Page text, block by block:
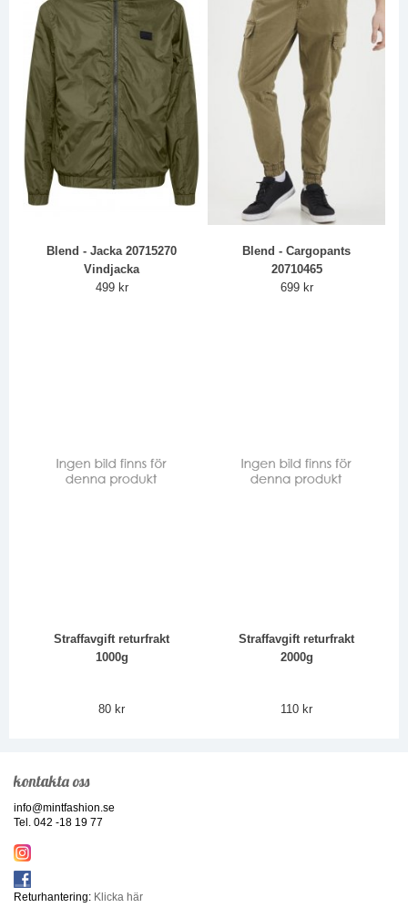
Blend - Jacka 20715270
Vindjacka
499 kr
Blend - Cargopants
20710465
699 kr
Straffavgift returfrakt
1000g
80 kr
Straffavgift returfrakt
2000g
110 kr
kontakta oss
info@mintfashion.se
Tel. 042 -18 19 77
Returhantering: Klicka här